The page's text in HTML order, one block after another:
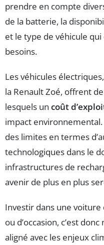
prendre en compte
de la batterie, la
et le type de véhicule
besoins.
Les véhicules
la Renault Zoé, offrent
lesquels un coût
impact
des limites en termes
technologiques dans le
infrastructures de
avenir de plus en plus
Investir dans une voiture
ou d’occasion, c’est
aligné avec les enjeux